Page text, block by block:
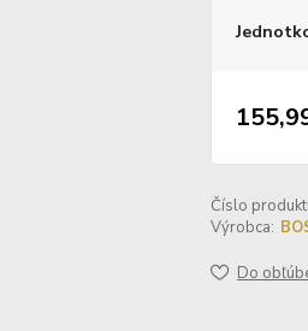
Číslo
Výrobca:
Do